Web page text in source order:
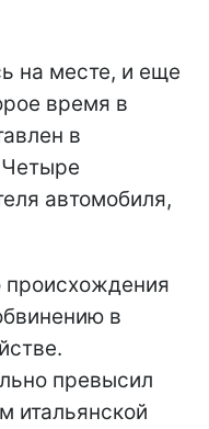
на месте, и еще
время в
в
Четыре
автомобиля,
происхождения
в
превысил
итальянской